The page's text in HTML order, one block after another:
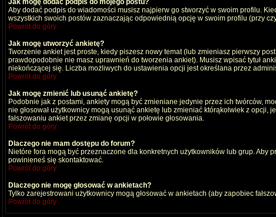
Jak mogę dodać podpis do mojego postu?
Aby dodać podpis do wiadomości musisz najpierw go stworzyć w swoim profilu.
wszystkich swoich postów zaznaczając odpowiednią opcję w swoim profilu (przy
Powrót do góry
Jak mogę utworzyć ankietę?
Tworzenie ankiet jest proste, kiedy piszesz nowy temat (lub zmieniasz pierwszy
prawdopodobnie nie masz uprawnień do tworzenia ankiet). Musisz wpisać tytuł
niekończącej się. Liczba możliwych do ustawienia opcji jest określana przez
Powrót do góry
Jak mogę zmienić lub usunąć ankietę?
Podobnie jak z postami, ankiety mogą być zmieniane jedynie przez ich twórców,
nie głosował użytkownicy mogą usunąć ankietę lub zmieniać którąkolwiek z
fałszowaniu ankiet przez zmianę opcji w połowie głosowania.
Powrót do góry
Dlaczego nie mam dostępu do forum?
Nietóre fora mogą być przeznaczone dla konkretnych użytkowników lub grup.
powinieneś się skontaktować.
Powrót do góry
Dlaczego nie mogę głosować w ankietach?
Tylko zarejestrowani użytkownicy mogą głosować w ankietach (aby zapobiec
Powrót do góry